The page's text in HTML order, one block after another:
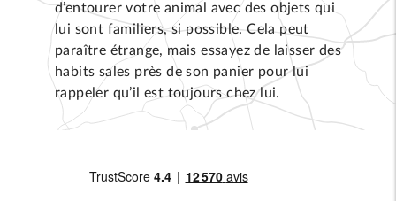
d’entourer votre animal avec des objets qui
lui sont familiers, si possible. Cela peut
paraître étrange, mais essayez de laisser des
habits sales près de son panier pour lui
rappeler qu’il est toujours chez lui.